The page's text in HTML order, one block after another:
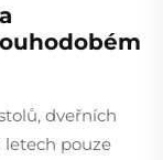
dveřních
letech pouze